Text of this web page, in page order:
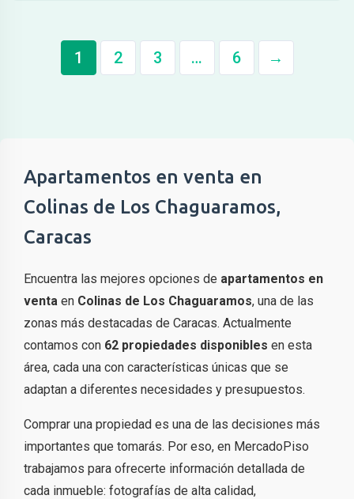
1 2 3 … 6 →
Apartamentos en venta en
Colinas de Los Chaguaramos,
Caracas
Encuentra las mejores opciones de apartamentos en
venta en Colinas de Los Chaguaramos, una de las
zonas más destacadas de Caracas. Actualmente
contamos con 62 propiedades disponibles en esta
área, cada una con características únicas que se
adaptan a diferentes necesidades y presupuestos.
Comprar una propiedad es una de las decisiones más
importantes que tomarás. Por eso, en MercadoPiso
trabajamos para ofrecerte información detallada de
cada inmueble: fotografías de alta calidad,